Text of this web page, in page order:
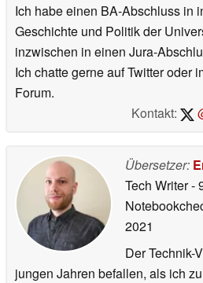
Ich habe einen BA-Abschluss in
Geschichte und Politik der
inzwischen in einen Jura-
Ich chatte gerne auf Twitter oder
Forum.
Kontakt:
Übersetzer:
Tech Writer-
2021
Der Technik-
jungen Jahren befallen, als ich